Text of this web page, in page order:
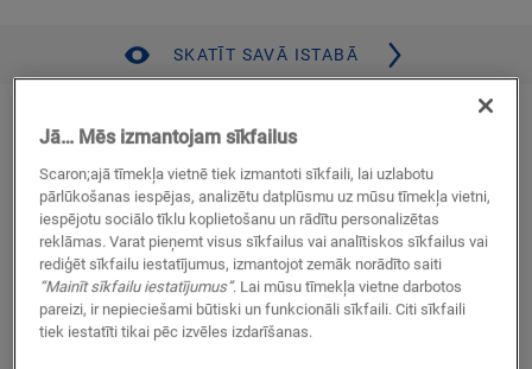
SKATĪT SAVĀ ISTABĀ
Rudenīgi brūns ozols
Veidojiet kombinācijas, izmantojot Pristine kolekciju
Autentiska fāze
Vidēja izmēra dēlis
Ieklāšana pielīmējot vai, izmantojot Flex Pro
Sader ar grīdas apsildi un dzesēšanu
Mūža garantija, lietojot dzīvojamās telpās
Jā… Mēs izmantojam sīkfailus
Scaron;ajā tīmekļa vietnē tiek izmantoti sīkfaili, lai uzlabotu
pārlūkošanas iespējas, analizētu datplūsmu uz mūsu tīmekļa vietni,
iespējotu sociālo tīklu koplietošanu un rādītu personalizētas
reklāmas. Varat pieņemt visus sīkfailus vai analītiskos sīkfailus vai
rediģēt sīkfailu iestatījumus, izmantojot zemāk norādīto saiti
“Mainīt sīkfailu iestatījumus”. Lai mūsu tīmekļa vietne darbotos
pareizi, ir nepieciešami būtiski un funkcionāli sīkfaili. Citi sīkfaili
tiek iestatīti tikai pēc izvēles izdarīšanas.